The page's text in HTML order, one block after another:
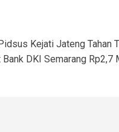
Kejati Jateng Tahan
DKI Semarang Rp2,7